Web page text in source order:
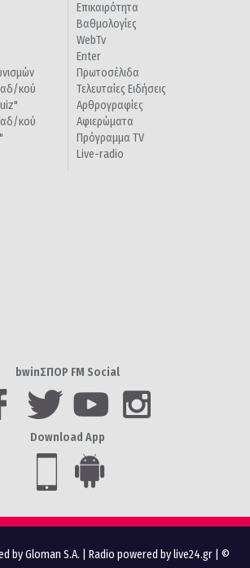
κού
κού
Επικαιρότητα
Βαθμολογίες
WebTv
Enter
Πρωτοσέλιδα
Τελευταίες Ειδήσεις
Αρθρογραφίες
Αφιερώματα
Πρόγραμμα TV
Live-radio
bwinΣΠΟΡ FM Social
Download App
by Gloman S.A. Radio powered by live24.gr | ©